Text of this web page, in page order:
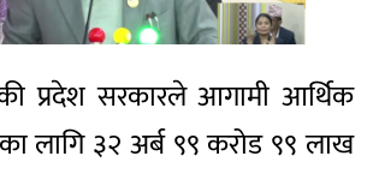
प्रदेश सरकारले आगामी आर्थिक
लागि ३२ अर्ब ९९ करोड ९९ लाख